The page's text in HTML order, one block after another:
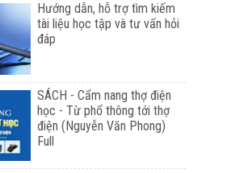
Hướng dẫn, hỗ trợ tìm kiếm
tài liệu học tập và tư vấn hỏi
đáp
SÁCH - Cẩm nang thợ điện
học - Từ phổ thông tới thợ
điện (Nguyễn Văn Phong)
Full